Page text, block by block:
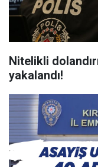
Nitelikli
yakalandı!